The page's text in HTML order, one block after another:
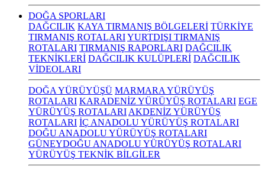
DOĞA SPORLARI
DAĞCILIK KAYA TIRMANIŞ BÖLGELERİ TÜRKİYE
TIRMANIŞ ROTALARIYURTDIŞI TIRMANIŞ
ROTALARI TIRMANIŞ RAPORLARI DAĞCILIK
TEKNİKLERİ DAĞCILIK KULÜPLERİ DAĞCILIK
VİDEOLARI
DOĞA YÜRÜYÜŞÜ MARMARA YÜRÜYÜŞ
ROTALARI KARADENİZ YÜRÜYÜŞ ROTALARI EGE
YÜRÜYÜŞ ROTALARI AKDENİZ YÜRÜYÜŞ
ROTALARI İÇ ANADOLU YÜRÜYÜŞ ROTALARI
DOĞU ANADOLU YÜRÜYÜŞ ROTALARI
GÜNEYDOĞU ANADOLU YÜRÜYÜŞ ROTALARI
YÜRÜYÜŞ TEKNİK BİLGİLER